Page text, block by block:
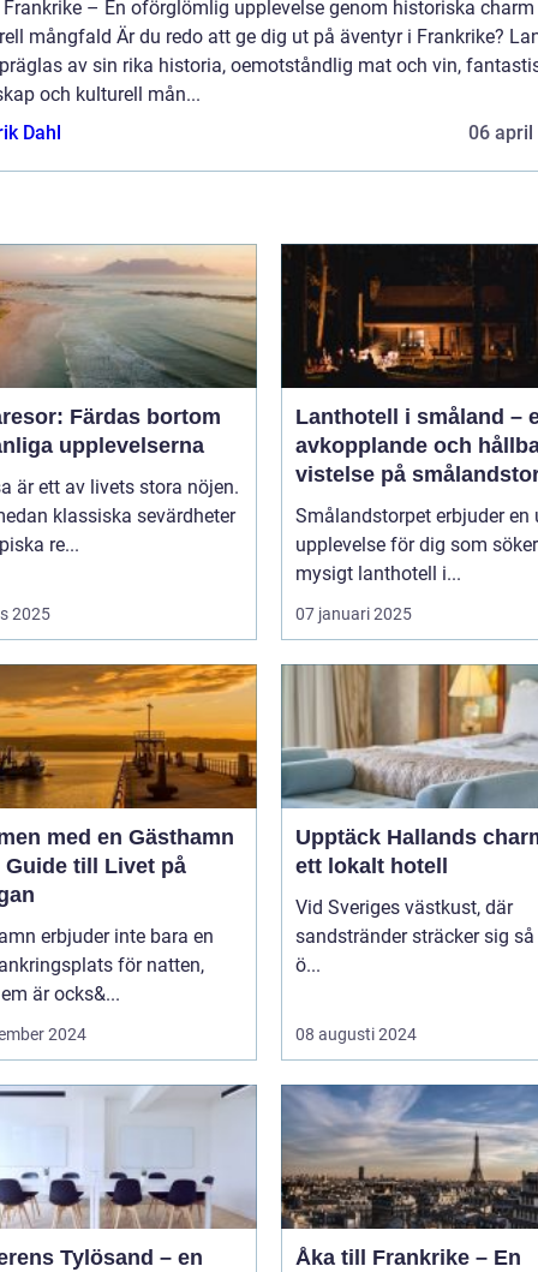
Frankrike – En oförglömlig upplevelse genom historiska
mångfald Är du redo att ge dig ut på äventyr i Frankrike?
av sin rika historia, oemotståndlig mat och vin,
och kulturell mån...
Dahl
06 april
Färdas bortom
upplevelserna
är ett av livets stora nöjen.
klassiska sevärdheter
re...
2025
Lanthotell i småland –
avkopplande och
vistelse på
Smålandstorpet erbjuder en
upplevelse för dig som
mysigt lanthotell i...
07 januari 2025
med en Gästhamn
Guide till Livet på
erbjuder inte bara en
för natten,
är ocks&...
2024
Upptäck Hallands
ett lokalt hotell
Vid Sveriges västkust, där
sandstränder sträcker sig
ö...
08 augusti 2024
Tylösand – en
Åka till Frankrike – En